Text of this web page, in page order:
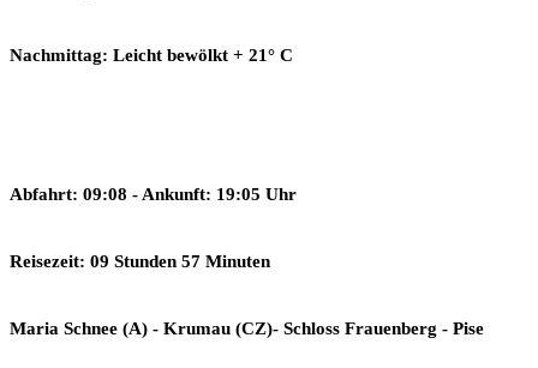
Nachmittag: Leicht bewölkt + 21° C
Abfahrt: 09:08 - Ankunft: 19:05 Uhr
Reisezeit: 09 Stunden 57 Minuten
Maria Schnee (A) - Krumau (CZ)- Schloss Frauenberg - Pise